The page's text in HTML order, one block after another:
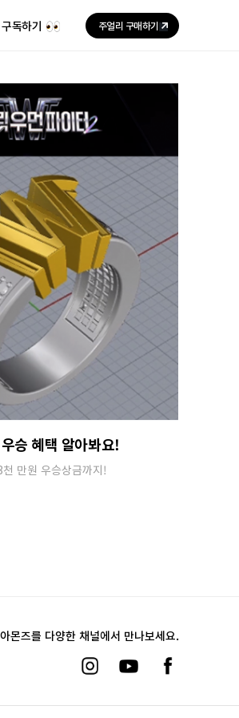
독하기 주얼리 구매하기
승 혜택 알아봐요!
만원 우승상금까지!
아몬즈를 다양한 채널에서 만나보세요.